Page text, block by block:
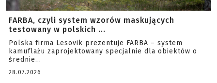
FARBA, czyli system wzorów maskujących
testowany w polskich ...
Polska firma Lesovik prezentuje FARBA – system
kamuflażu zaprojektowany specjalnie dla obiektów o
średnie...
28.07.2026